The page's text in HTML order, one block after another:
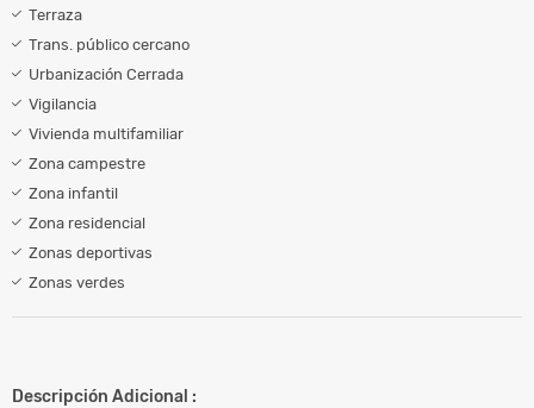
Terraza
Trans. público cercano
Urbanización Cerrada
Vigilancia
Vivienda multifamiliar
Zona campestre
Zona infantil
Zona residencial
Zonas deportivas
Zonas verdes
Descripción Adicional :